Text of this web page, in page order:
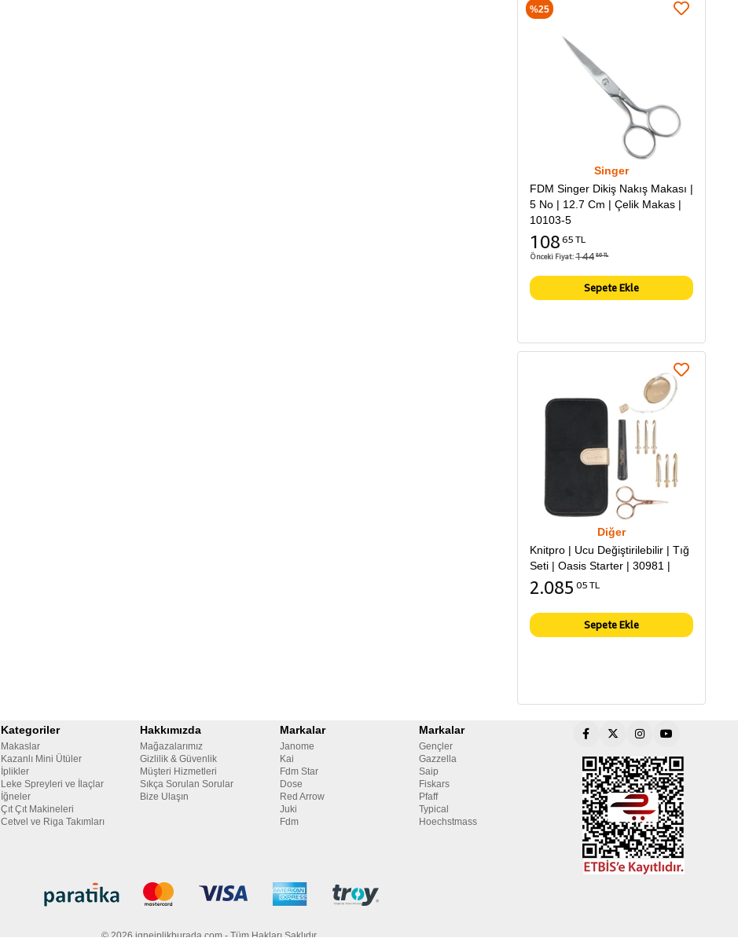
Singer
FDM Singer Dikiş Nakış Makası |
5 No | 12.7 Cm | Çelik Makas |
10103-5
108 65 TL
Önceki Fiyat:144 86 TL
Sepete Ekle
%25
Diğer
Knitpro | Ucu Değiştirilebilir | Tığ
Seti | Oasis Starter | 30981 |
2.085 05 TL
Sepete Ekle
Kategoriler
Makaslar
Kazanlı Mini Ütüler
İplikler
Leke Spreyleri ve İlaçlar
İğneler
Çıt Çıt Makineleri
Cetvel ve Riga Takımları
Hakkımızda
Mağazalarımız
Gizlilik & Güvenlik
Müşteri Hizmetleri
Sıkça Sorulan Sorular
Bize Ulaşın
Markalar
Janome
Kai
Fdm Star
Dose
Red Arrow
Juki
Fdm
Markalar
Gençler
Gazzella
Saip
Fiskars
Pfaff
Typical
Hoechstmass
© 2026 igneiplikburada.com - Tüm Hakları Saklıdır.